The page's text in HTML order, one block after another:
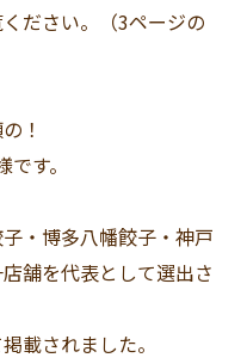
ださい。（3ページの
！
す。
・博多八幡餃子・神戸
舗を代表として選出さ
載されました。